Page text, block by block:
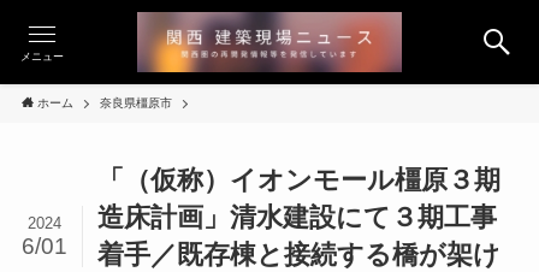
メニュー
ホーム 奈良県橿原市
「（仮称）イオンモール橿原３期
造床計画」清水建設にて３期工事
着手／既存棟と接続する橋が架け
2024
6/01